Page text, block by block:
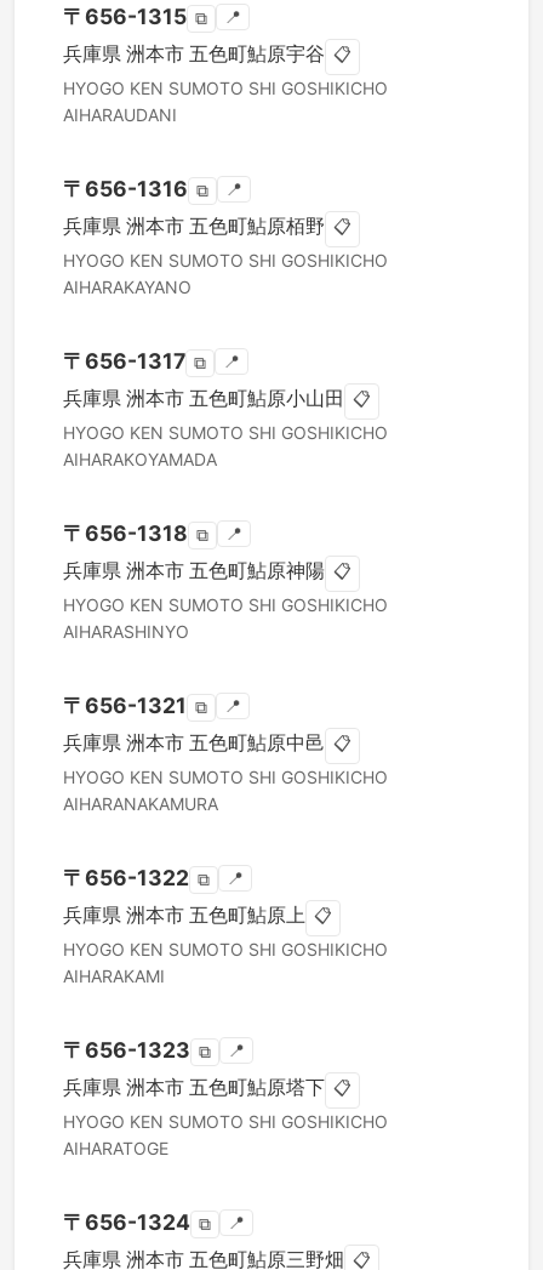
〒656-1315 ⧉ 📍
兵庫県 洲本市 五色町鮎原宇谷 📋
HYOGO KEN SUMOTO SHI GOSHIKICHO
AIHARAUDANI
〒656-1316 ⧉ 📍
兵庫県 洲本市 五色町鮎原栢野 📋
HYOGO KEN SUMOTO SHI GOSHIKICHO
AIHARAKAYANO
〒656-1317 ⧉ 📍
兵庫県 洲本市 五色町鮎原小山田 📋
HYOGO KEN SUMOTO SHI GOSHIKICHO
AIHARAKOYAMADA
〒656-1318 ⧉ 📍
兵庫県 洲本市 五色町鮎原神陽 📋
HYOGO KEN SUMOTO SHI GOSHIKICHO
AIHARASHINYO
〒656-1321 ⧉ 📍
兵庫県 洲本市 五色町鮎原中邑 📋
HYOGO KEN SUMOTO SHI GOSHIKICHO
AIHARANAKAMURA
〒656-1322 ⧉ 📍
兵庫県 洲本市 五色町鮎原上 📋
HYOGO KEN SUMOTO SHI GOSHIKICHO
AIHARAKAMI
〒656-1323 ⧉ 📍
兵庫県 洲本市 五色町鮎原塔下 📋
HYOGO KEN SUMOTO SHI GOSHIKICHO
AIHARATOGE
〒656-1324 ⧉ 📍
兵庫県 洲本市 五色町鮎原三野畑 📋